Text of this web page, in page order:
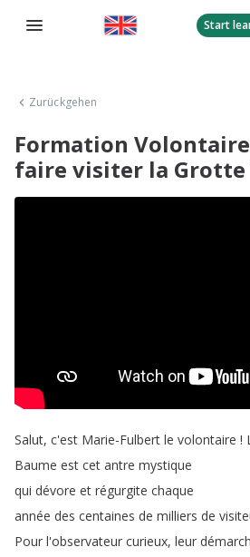
Start
Zurückgehen
Formation
faire visiter la Grotte
Salut, c'est Marie-Fulbert le volontaire !
Baume est cet antre mystique
qui dévore et régurgite chaque
année des centaines de milliers de
Pour l'observateur curieux, leur